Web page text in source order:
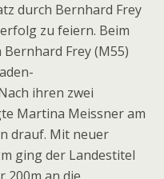
durch Bernhard Frey
zu feiern. Beim
Frey (M55)
ihren zwei
Martina Meissner am
drauf. Mit neuer
ging der Landestitel